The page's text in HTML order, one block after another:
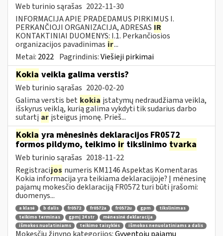
Web turinio sąrašas 2022-11-30
INFORMACIJA APIE PRADEDAMUS PIRKIMUS I.
PERKANČIOJI ORGANIZACIJA, ADRESAS IR
KONTAKTINIAI DUOMENYS: I.1. Perkančiosios
organizacijos pavadinimas ir...
Metai: 2022 Pagrindinis:Viešieji pirkimai
Kokia veikla galima verstis?
Web turinio sąrašas 2020-02-20
Galima verstis bet kokia įstatymų nedraudžiama veikla,
išskyrus veiklą, kurią galima vykdyti tik sudarius darbo
sutartį ar įsteigus įmonę. Prieš...
Kokia yra mėnesinės deklaracijos FR0572
formos pildymo, teikimo ir tikslinimo tvarka
Web turinio sąrašas 2018-11-22
Registracijos numeris KM1146 Aspektas Komentaras
Kokia informacija yra teikiama deklaracijoje? Į mėnesinę
pajamų mokesčio deklaraciją FR0572 turi būti įrašomi:
duomenys...
a klasė b dalis fr0572 fr0572a fr0572u gpm
tikslinimas
teikimo terminas
gpmį 24 str
mėnesinė deklaracija
išmokos nuolatiniams
teikimo taisyklės išmokos nenuolatiniams a dalis